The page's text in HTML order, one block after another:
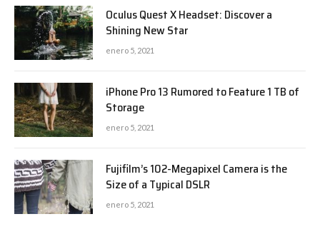
Oculus Quest X Headset: Discover a
Shining New Star
enero 5, 2021
iPhone Pro 13 Rumored to Feature 1 TB of
Storage
enero 5, 2021
Fujifilm’s 102-Megapixel Camera is the
Size of a Typical DSLR
enero 5, 2021